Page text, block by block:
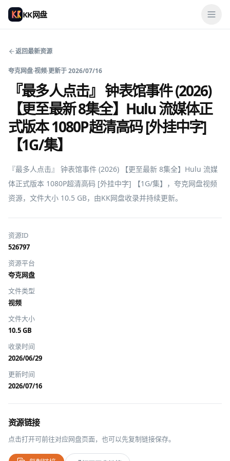
KK网盘
返回最新资源
夸克网盘·视频·更新于2026/07/16
『最多人点击』 钟表馆事件 (2026)
【更至最新 8集全】Hulu 流媒体正
式版本 1080P超清高码 [外挂中字]
【1G/集】
『最多人点击』 钟表馆事件 (2026) 【更至最新 8集全】Hulu 流媒
体正式版本 1080P超清高码 [外挂中字] 【1G/集】，夸克网盘视频
资源，文件大小 10.5 GB，由KK网盘收录并持续更新。
资源ID
526797
资源平台
夸克网盘
文件类型
视频
文件大小
10.5 GB
收录时间
2026/06/29
更新时间
2026/07/16
资源链接
点击打开可前往对应网盘页面，也可以先复制链接保存。